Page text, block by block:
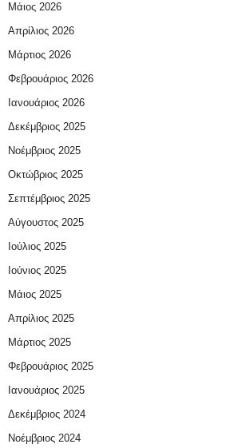
Μάιος 2026
Απρίλιος 2026
Μάρτιος 2026
Φεβρουάριος 2026
Ιανουάριος 2026
Δεκέμβριος 2025
Νοέμβριος 2025
Οκτώβριος 2025
Σεπτέμβριος 2025
Αύγουστος 2025
Ιούλιος 2025
Ιούνιος 2025
Μάιος 2025
Απρίλιος 2025
Μάρτιος 2025
Φεβρουάριος 2025
Ιανουάριος 2025
Δεκέμβριος 2024
Νοέμβριος 2024